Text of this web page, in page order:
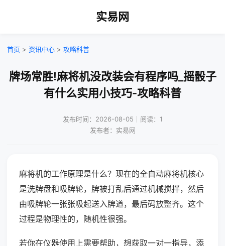
实易网
首页 > 资讯中心 > 攻略科普
牌场常胜!麻将机没改装会有程序吗_摇骰子
有什么实用小技巧-攻略科普
发布时间：2026-08-05｜阅读：1
发布者：实易网
麻将机的工作原理是什么？现在的全自动麻将机核心
是洗牌盘和吸牌轮，牌被打乱后通过机械搅拌，然后
由吸牌轮一张张吸起送入牌道，最后码放整齐。这个
过程是物理性的，随机性很强。
若你在仪器使用上需要帮助，想获取一对一指导，添